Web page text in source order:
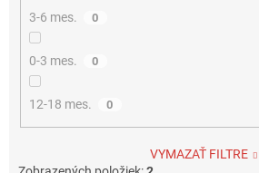
3-6 mes. 0
0-3 mes. 0
12-18 mes. 0
VYMAZAŤ FILTRE